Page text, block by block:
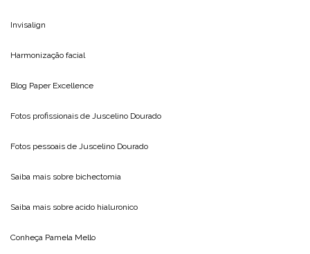
Invisalign
Harmonização facial
Blog Paper Excellence
Fotos profissionais de Juscelino Dourado
Fotos pessoais de Juscelino Dourado
Saiba mais sobre bichectomia
Saiba mais sobre acido hialuronico
Conheça Pamela Mello